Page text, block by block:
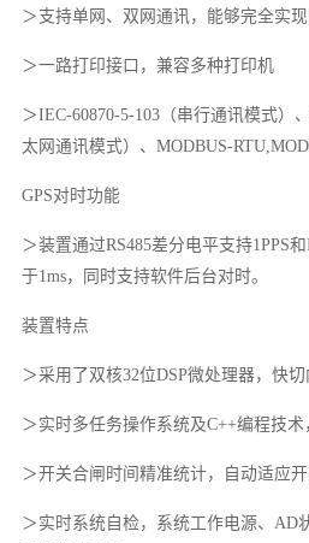
＞支持单网、双网通讯，能够完全实
＞一路打印接口，兼容多种打印机
＞IEC-60870-5-103（串行通讯模式）
太网通讯模式）、MODBUS-
GPS对时功能
＞装置通过RS485差分电平支持1PPS
于1ms，同时支持软件后台对时。
装置特点
＞采用了双核32位DSP微处理器，快
＞实时多任务操作系统及C++编程技
＞开关合闸时间精准统计，自动适应
＞实时系统自检，系统工作电源、AD